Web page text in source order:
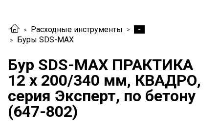
Расходные инструменты
-
Буры SDS-MAX
Бур SDS-MAX ПРАКТИКА
12 х 200/340 мм, КВАДРО,
серия Эксперт, по бетону
(647-802)